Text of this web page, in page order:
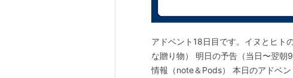
アドベント18日目です。イヌとヒト
な贈り物） 明日の予告（当日〜翌
情報（note＆Pods） 本日のアドベ